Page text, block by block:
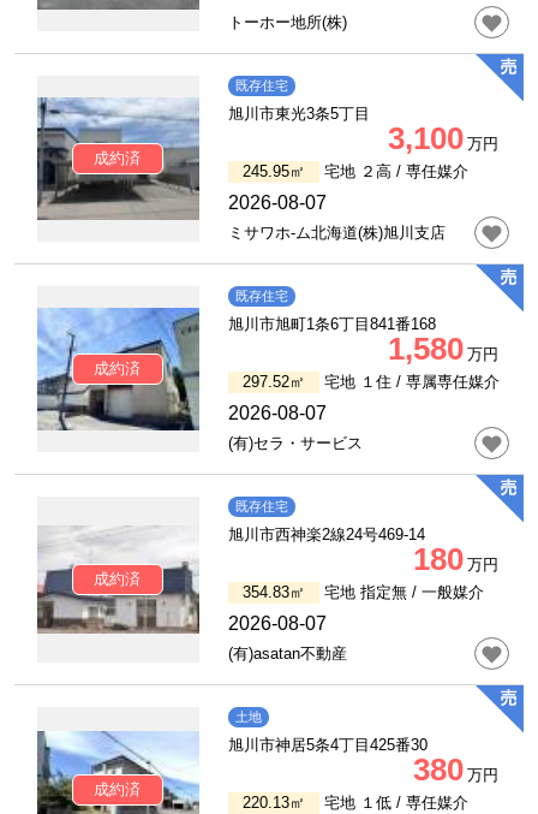
トーホー地所(株)
成約済
既存住宅
旭川市東光3条5丁目
3,100 万円
245.95㎡
宅地 ２高 / 専任媒介
2026-08-07
ミサワホ-ム北海道(株)旭川支店
成約済
既存住宅
旭川市旭町1条6丁目841番168
1,580 万円
297.52㎡
宅地 １住 / 専属専任媒介
2026-08-07
(有)セラ・サービス
成約済
既存住宅
旭川市西神楽2線24号469-14
180 万円
354.83㎡
宅地 指定無 / 一般媒介
2026-08-07
(有)asatan不動産
成約済
土地
旭川市神居5条4丁目425番30
380 万円
220.13㎡
宅地 １低 / 専任媒介